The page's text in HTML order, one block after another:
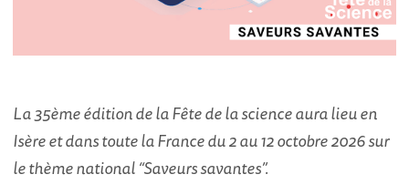
La 35ème édition de la Fête de la science aura lieu en
Isère et dans toute la France du 2 au 12 octobre 2026 sur
le thème national “Saveurs savantes”.